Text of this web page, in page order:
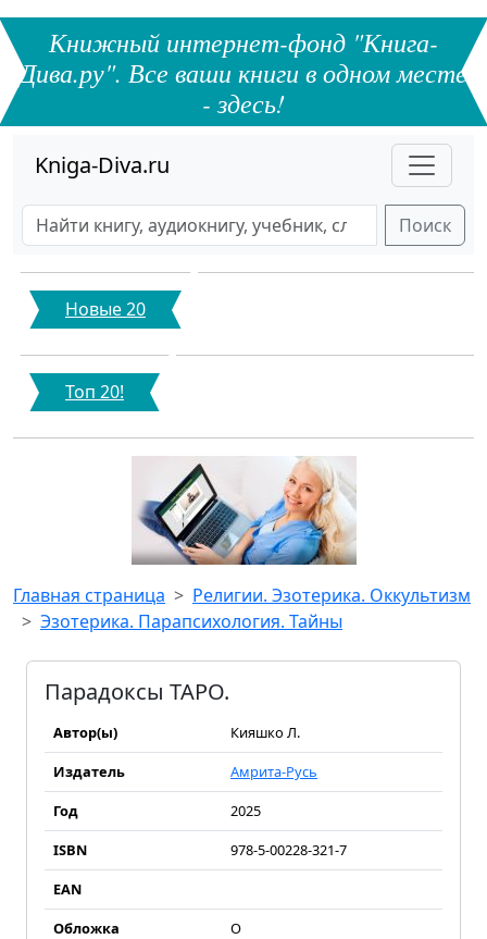
Книжный интернет-фонд "Книга-
Дива.ру". Все ваши книги в одном месте
- здесь!
Kniga-Diva.ru
Поиск
Новые 20
Топ 20!
Главная страница
Религии. Эзотерика. Оккультизм
Эзотерика. Парапсихология. Тайны
Парадоксы ТАРО.
Автор(ы)
Кияшко Л.
Издатель
Амрита-Русь
Год
2025
ISBN
978-5-00228-321-7
EAN
Обложка
О